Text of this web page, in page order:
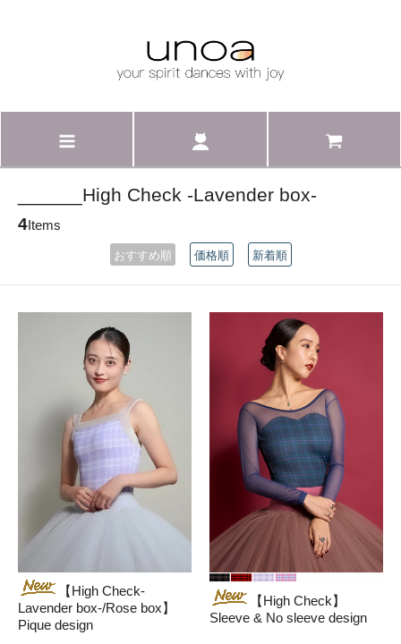
______High Check -Lavender box-
4Items
おすすめ順 価格順 新着順
【High Check-
Lavender box-/Rose box】
Pique design
【High Check】
Sleeve & No sleeve design